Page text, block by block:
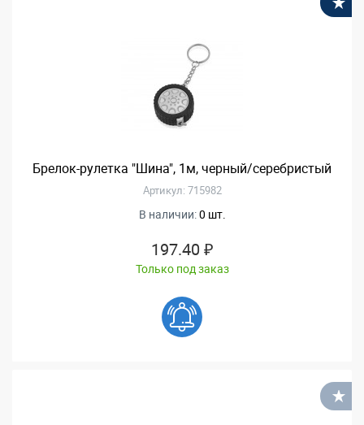
Брелок-рулетка "Шина", 1м, черный/серебристый
Артикул: 715982
В наличии:0 шт.
197.40 ₽
Только под заказ